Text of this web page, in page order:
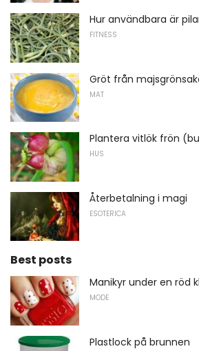
Hur användbara är
FITNESS
Gröt från
MAT
Plantera vitlök frön
HUS
Återbetalning i magi
ESOTERICA
Best posts
Manikyr under en röd
MODE
Plastlock på brunnen